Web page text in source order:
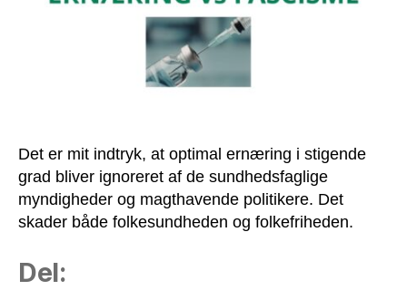
Det er mit indtryk, at optimal ernæring i stigende
grad bliver ignoreret af de sundhedsfaglige
myndigheder og magthavende politikere. Det
skader både folkesundheden og folkefriheden.
Del: